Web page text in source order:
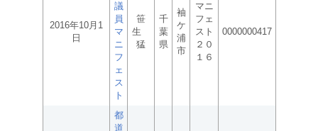
2016年10月1
日
議
員
マ
ニ
フ
ェ
ス
ト
笹
生
猛
千
葉
県
袖
ケ
浦
市
マニ
フェ
スト
２０
１６
0000000417
都
道